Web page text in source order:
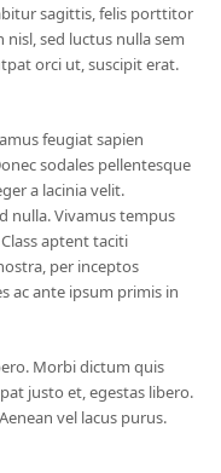
sagittis, felis porttitor
sed luctus nulla sem
orci ut, suscipit erat.
feugiat sapien
sodales pellentesque
a lacinia velit.
nulla. Vivamus tempus
aptent taciti
per inceptos
ac ante ipsum primis in
Morbi dictum quis
justo et, egestas libero.
vel lacus purus.